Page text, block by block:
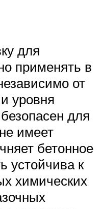
для
применять в
от
уровня
для
имеет
бетонное
устойчива к
химических